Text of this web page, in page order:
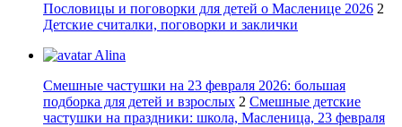
Пословицы и поговорки для детей о Масленице 2026 2
Детские считалки, поговорки и заклички
Alina
Смешные частушки на 23 февраля 2026: большая
подборка для детей и взрослых 2 Смешные детские
частушки на праздники: школа, Масленица, 23 февраля